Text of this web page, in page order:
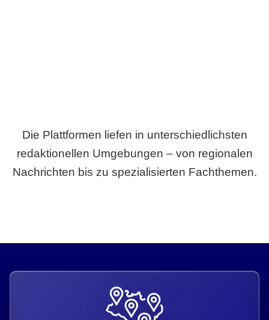
Die Plattformen liefen in unterschiedlichsten
redaktionellen Umgebungen – von regionalen
Nachrichten bis zu spezialisierten Fachthemen.